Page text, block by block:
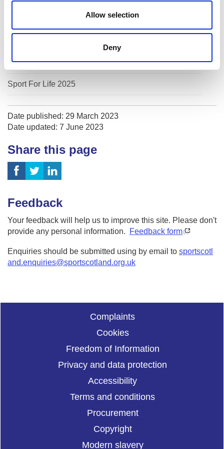
Allow selection
Deny
Communications themes
Sport For Life 2025
Date published: 29 March 2023
Date updated: 7 June 2023
Share this page
Feedback
Your feedback will help us to improve this site. Please don't
provide any personal information.
Feedback form
Enquiries should be submitted using by email to sportscotl
and.enquiries@sportscotland.org.uk
Complaints
Cookies
Freedom of Information
Privacy and data protection
Accessibility
Terms and conditions
Procurement
Copyright
Modern slavery